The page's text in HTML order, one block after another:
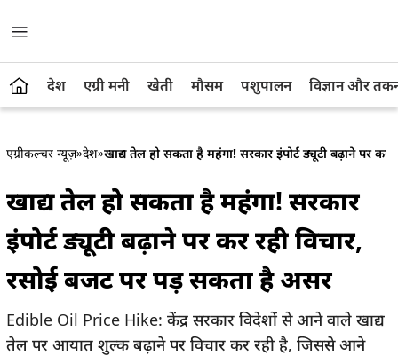
देश एग्री मनी खेती मौसम पशुपालन विज्ञान और
एग्रीकल्चर न्यूज़»देश»खाद्य तेल हो सकता है महंगा! सरकार इंपोर्ट ड्यूटी बढ़ाने पर
खाद्य तेल हो सकता है महंगा! सरकार
इंपोर्ट ड्यूटी बढ़ाने पर कर रही विचार,
रसोई बजट पर पड़ सकता है असर
Edible Oil Price Hike: केंद्र सरकार विदेशों से आने वाले खाद्य
तेल पर आयात शुल्क बढ़ाने पर विचार कर रही है, जिससे आने